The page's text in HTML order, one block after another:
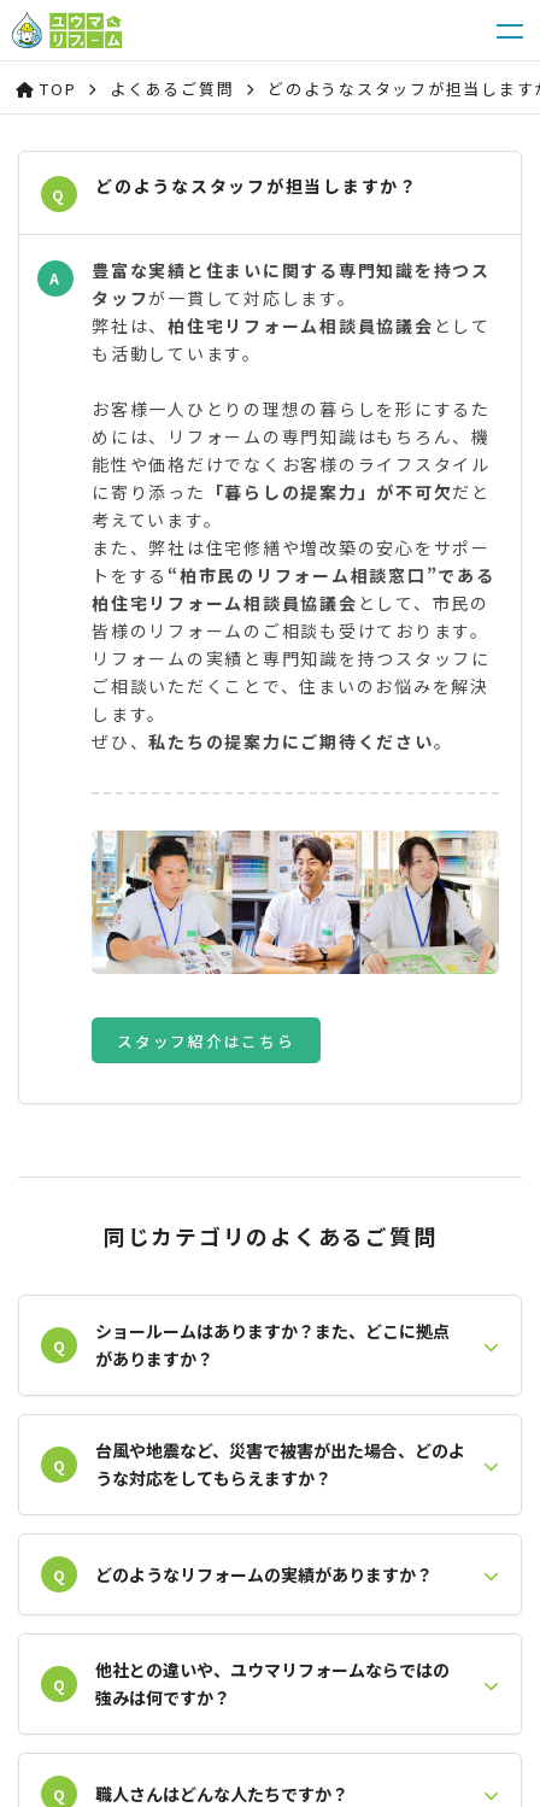
TOP よくあるご質問 どのようなスタッフが担当します
Q どのようなスタッフが担当しますか？
A
豊富な実績と住まいに関する専門知識を持つス
タッフが一貫して対応します。
弊社は、 柏住宅リフォーム相談員協議会 として
も活動しています。
お客様一人ひとりの理想の暮らしを形にするた
めには、リフォームの専門知識はもちろん、機
能性や価格だけでなくお客様のライフスタイル
に寄り添った 「暮らしの提案力」が不可欠だと
考えています。
また、弊社は住宅修繕や増改築の安心をサポー
トをする “柏市民のリフォーム相談窓口”である
柏住宅リフォーム相談員協議会 として、市民の
皆様のリフォームのご相談も受けております。
リフォームの実績と専門知識を持つスタッフに
ご相談いただくことで、住まいのお悩みを解決
します。
ぜひ、私たちの提案力にご期待ください。
スタッフ紹介はこちら
同じカテゴリのよくあるご質問
Q
ショールームはありますか？また、どこに拠点
がありますか？
Q
台風や地震など、災害で被害が出た場合、どのよ
うな対応をしてもらえますか？
Q どのようなリフォームの実績がありますか？
Q
他社との違いや、ユウマリフォームならではの
強みは何ですか？
Q 職人さんはどんな人たちですか？